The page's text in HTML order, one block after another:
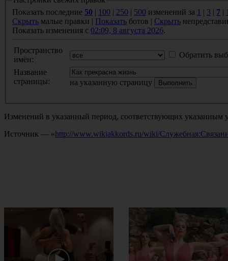
Показать последние 50 | 100 | 250 | 500 изменений за 1 | 3 | 7 |
Скрыть малые правки | Показать ботов | Скрыть
Показать изменения с 02:09, 8 августа 2026.
Пространство
имён:
Обратить
Название
страницы:
на указанную страницу
Изменений в указанный период, соответствующих указанным
Источник — «http://www.wikiakkords.ru/wiki/